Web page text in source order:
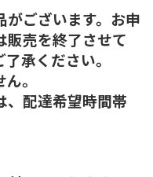
ございます。お申
販売を終了させて
承ください。
。
配達希望時間帯